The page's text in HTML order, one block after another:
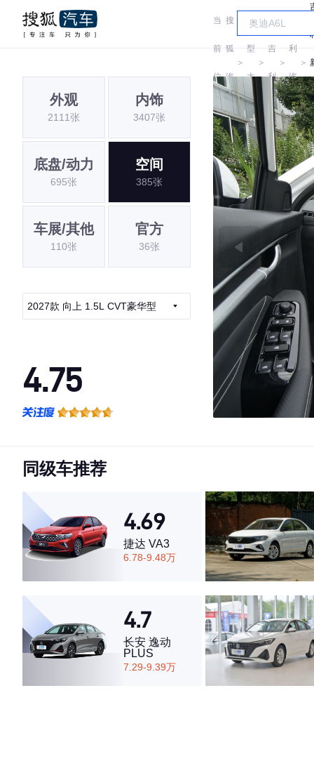
当
前
位
置:
搜
狐
汽
＞
车
型
大
全
＞
吉
利
＞
利
汽
车
＞
外观
2111张
内饰
3407张
底盘/动力
695张
空间
385张
车展/其他
110张
官方
36张
2027款 向上 1.5L CVT豪华型
4.75
·空间表现较为优秀，优于71%同级车
同级车推荐
4.69
捷达 VA3
6.78-9.48万
4.7
长安 逸动
PLUS
7.29-9.39万